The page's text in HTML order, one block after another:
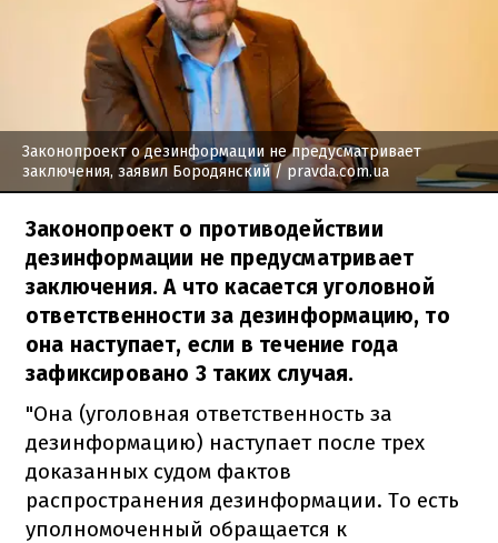
Законопроект о дезинформации не предусматривает
заключения, заявил Бородянский/ pravda.com.ua
Законопроект о противодействии
дезинформации не предусматривает
заключения. А что касается уголовной
ответственности за дезинформацию, то
она наступает, если в течение года
зафиксировано 3 таких случая.
"Она (уголовная ответственность за
дезинформацию) наступает после трех
доказанных судом фактов
распространения дезинформации. То есть
уполномоченный обращается к